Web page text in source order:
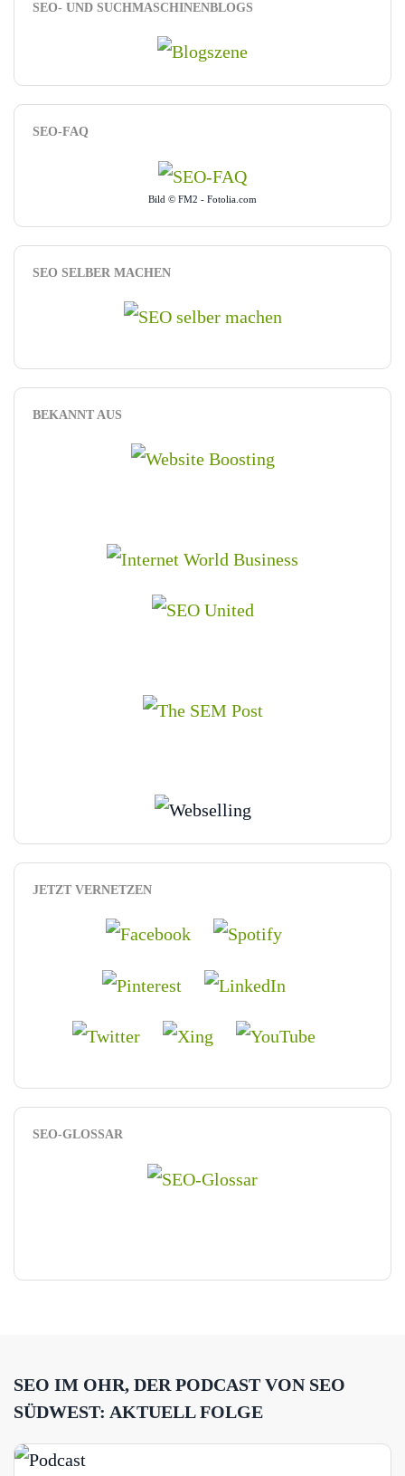
SEO- UND SUCHMASCHINENBLOGS
SEO-FAQ
Bild © FM2 - Fotolia.com
SEO SELBER MACHEN
BEKANNT AUS
JETZT VERNETZEN
SEO-GLOSSAR
SEO IM OHR, DER PODCAST VON SEO
SÜDWEST: AKTUELL FOLGE